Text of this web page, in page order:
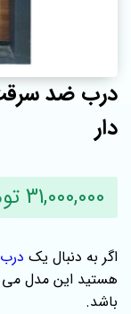
درب ضد
دار
31,000,000 تومان
اگر به دنبال یک
هستید این مدل می
باشد.